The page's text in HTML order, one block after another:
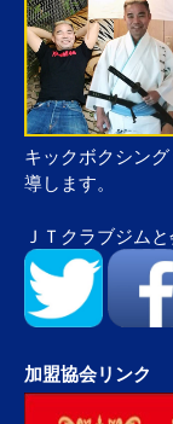
キックボクシン
導します。
ＪＴクラブジム
加盟協会リンク